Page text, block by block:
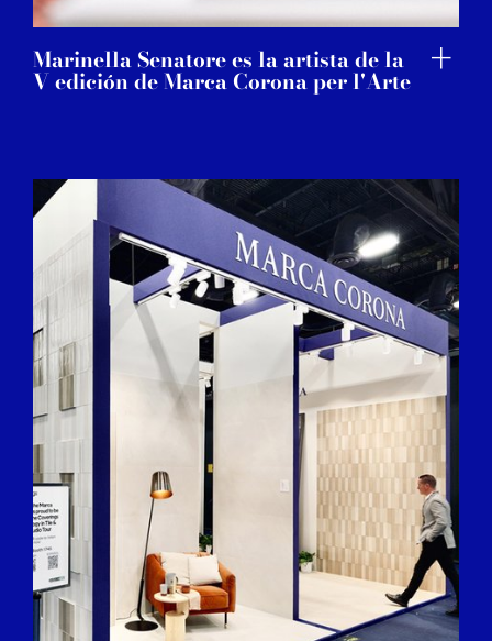
Marinella Senatore es la artista de la
V edición de Marca Corona per l'Arte